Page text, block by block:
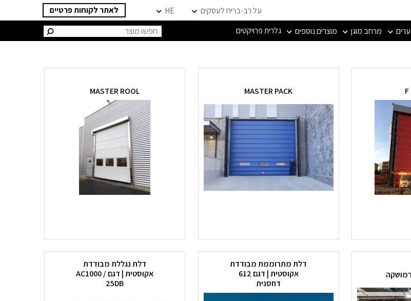
על רב-בריח לעסקים HE
לאתר לקוחות פרטיים
מרחב מוגן מוצרים נוספים גלרית פרויקטים חיפוש:
MASTER PACK
MASTER ROOL
דלת מתרוממת מבודדת
אקוסטית | דגם 612
דחסנית
דלת נגללת מבודדת
אקוסטית | דגם AC1000 /
25DB